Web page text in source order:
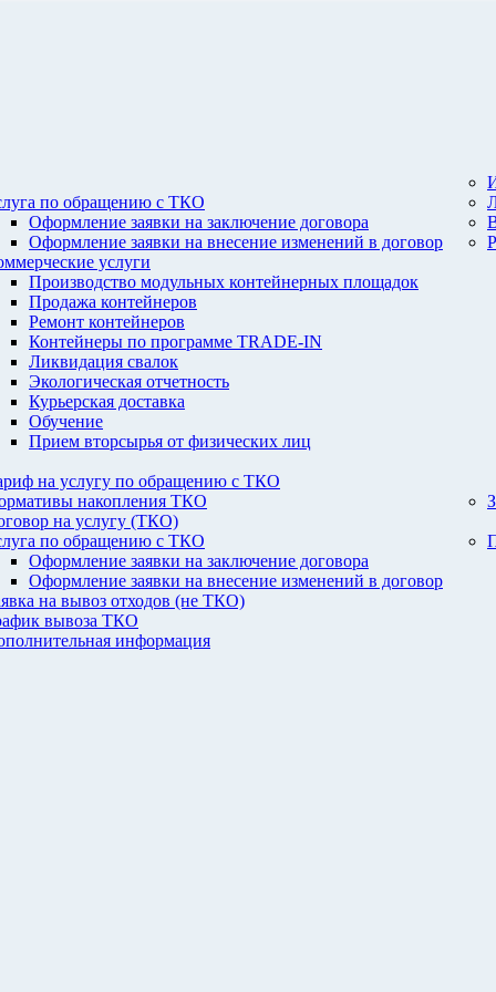
по обращению с ТКО
Оформление заявки на заключение договора
Оформление заявки на внесение изменений в договор
услуги
Производство модульных контейнерных площадок
Продажа контейнеров
Ремонт контейнеров
Контейнеры по программе TRADE-IN
Ликвидация свалок
Экологическая отчетность
Курьерская доставка
Обучение
Прием вторсырья от физических лиц
на услугу по обращению с ТКО
накопления ТКО
на услугу (ТКО)
по обращению с ТКО
Оформление заявки на заключение договора
Оформление заявки на внесение изменений в договор
на вывоз отходов (не ТКО)
вывоза ТКО
информация